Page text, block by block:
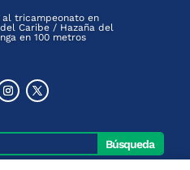
al tricampeonato en
Caribe / Hazaña del
en 100 metros